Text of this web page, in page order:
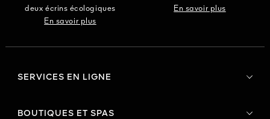
deux écrins écologiques
En savoir plus
En savoir plus
SERVICES EN LIGNE
BOUTIQUES ET SPAS